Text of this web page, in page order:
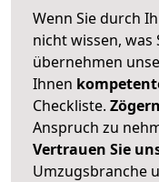
Wenn Sie durch
nicht wissen, was
übernehmen
Ihnen
Checkliste.
Anspruch zu
Vertrauen Sie
Umzugsbranche